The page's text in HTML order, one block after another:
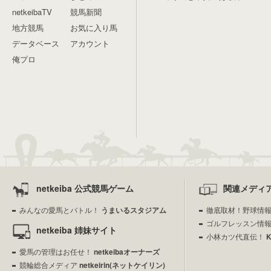
netkeibaTV
地方競馬
データベース
俺プロ
競馬新聞
お気に入り馬
アカウント
netkeiba 公式競馬ゲーム
みんなの愛馬とバトル！ うまいるスタジアム
netkeiba 姉妹サイト
愛馬の管理はお任せ！ netkeibaオーナーズ
競輪総合メディア netkeirin(ネットケイリン)
関連メディ
徹底取材！野球情
ゴルフレッスン情
小林カツ代直伝！